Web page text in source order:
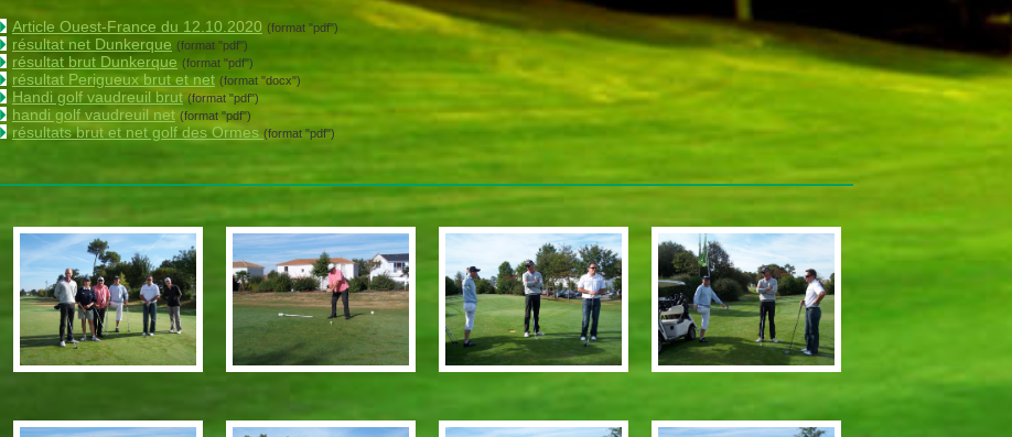
Article Ouest-France du 12.10.2020 (format "pdf")
résultat net Dunkerque (format "pdf")
résultat brut Dunkerque (format "pdf")
résultat Perigueux brut et net (format "docx")
Handi golf vaudreuil brut (format "pdf")
handi golf vaudreuil net (format "pdf")
résultats brut et net golf des Ormes (format "pdf")